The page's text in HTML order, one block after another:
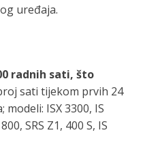
uređaja.
radnih sati, što
sati tijekom prvih 24
ISX 3300, IS
SRS Z1, 400 S, IS